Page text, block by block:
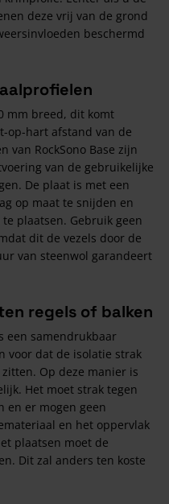
deze vrij van de grond
beschermd
mm breed, dit komt
op-hart afstand van de
van RockSono Base zijn
van de gebruikelijke
De plaat is met een
op maat te snijden en
plaatsen. Gebruik geen
dit de vezels door de
van steenwol garandeert
regels of balken
een samendrukbaar
voor dat de isolatie strak
Op deze manier is
Het moet strak tegen
en er mogen geen
en het oppervlak
plaatsen moet de
Dit zal anders ten koste